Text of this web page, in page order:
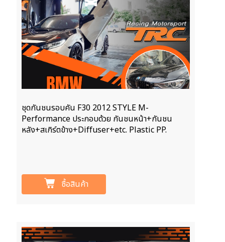
ชุดกันชนรอบคัน F30 2012 STYLE M-
Performance ประกอบด้วย กันชนหน้า+กันชน
หลัง+สเกิร์ตข้าง+Diffuser+etc. Plastic PP.
ซื้อสินค้า